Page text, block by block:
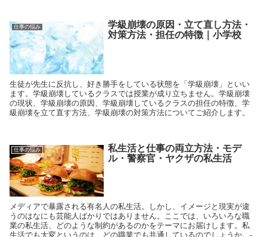
仕事の悩み
学級崩壊の原因・立て直し方法・
対策方法・担任の特徴｜小学校
生徒が先生に反抗し、好き勝手をしている状態を「学級崩壊」といい
ます。学級崩壊しているクラスでは授業が成り立ちません。学級崩壊
の現状、学級崩壊の原因、学級崩壊しているクラスの担任の特徴、学
級崩壊を立て直す方法、学級崩壊の対策方法についてご紹介します。
仕事の悩み
私生活と仕事の両立方法・モデ
ル・警察官・ヤクザの私生活
メディアで暴露される有名人の私生活。しかし、イメージと現実が違
うのはなにも芸能人ばかりではありません。ここでは、いろいろな職
業の私生活、どのような制約があるのかをテーマにお届けします。私
生活でも大変というのは、どの職業でも共通しているのでしょうか。-